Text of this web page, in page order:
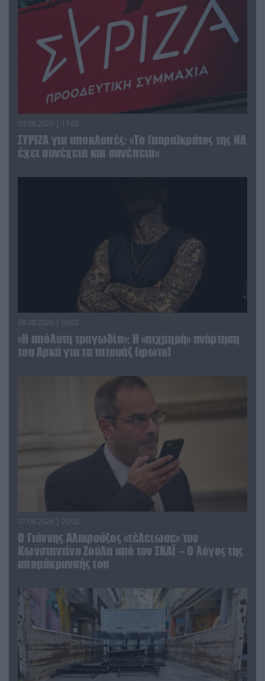
09.08.2026 | 17:02
ΣΥΡΙΖΑ για υποκλοπές: «Το (παρα)κράτος της ΝΔ
έχει συνέχεια και συνέπεια»
08.08.2026 | 09:02
«Η απόλυτη τραγωδία»: Η «αιχμηρή» ανάρτηση
του Αρκά για τα τατουάζ (φωτο)
07.08.2026 | 20:02
Ο Γιάννης Αλαφούζος «τέλειωσε» τον
Κωνσταντίνο Ζούλα από τον ΣΚΑΪ – Ο λόγος της
απομάκρυνσής του